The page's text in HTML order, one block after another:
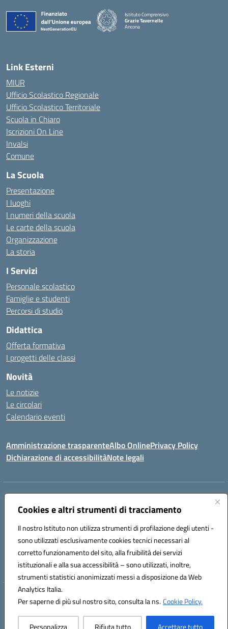
Cookies e altri strumenti di tracciamento
Il nostro Istituto non utilizza strumenti di profilazione degli utenti -
sono utilizzati esclusivamente cookies tecnici necessari al
corretto funzionamento del sito, alla fruibilità dei servizi
istituzionali e alla sua accessibilità – sono utilizzati, inoltre,
strumenti statistici anonimizzati messi a disposizione da Web
Analytics Italia.
Per saperne di più sul nostro sito, consulta la ns.Cookie Policy.
Personalizza Rifiuta tutto Accettare tutto
Istituto Comprensivo
Grazie Tavernelle
Ancona
Link Esterni
MIUR
Ufficio Scolastico Regionale
Ufficio Scolastico Territoriale
Scuola in Chiaro
Iscrizioni On Line
Invalsi
Comune
La Scuola
Presentazione
I luoghi
I numeri della scuola
Le carte della scuola
Organizzazione
La storia
I Servizi
Personale scolastico
Famiglie e studenti
Percorsi di studio
Didattica
Offerta formativa
I progetti delle classi
Novità
Le notizie
Le circolari
Calendario eventi
Amministrazione trasparenteAlbo OnlinePrivacy Policy
Dichiarazione di accessibilitàNote legali
Indirizzo:
Centralino:+39 071 89 52 08 Email:anic82000a@istruzione.it
Codice fiscale: 93084540421
Codice meccanografico:
ANIC82000A
Codice unico di fatturazione (CUF): UFF6L6
Hosting & Powered by 3D Solution S.r.l.
Concept & Design by Designers Italia